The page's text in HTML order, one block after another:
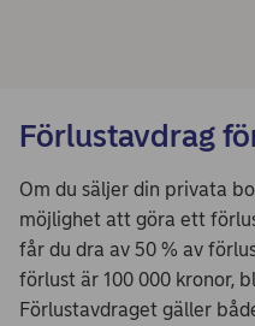
Förlustavdrag
Om du säljer din privata
möjlighet att göra ett
får du dra av 50 % av
förlust är 100 000 kronor,
Förlustavdraget gäller